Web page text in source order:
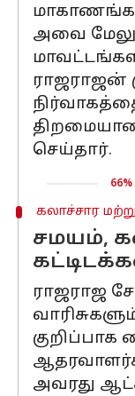
அவை
ராஜராஜன்
செய்தார்.
66%
கலாச்சார
சமயம்,
ராஜராஜ
குறிப்பாக
அவரது